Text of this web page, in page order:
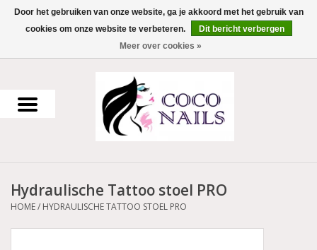
0 Artikelen - €0,00
Uv Gel
Acrylpoeder
Voorbereiding en finish
Hydraulische Tattoo stoel PRO
HOME/ HYDRAULISCHE TATTOO STOEL PRO
Door het gebruiken van onze website, ga je akkoord met het gebruik van
cookies om onze website te verbeteren.
Dit bericht verbergen
Meer over cookies »